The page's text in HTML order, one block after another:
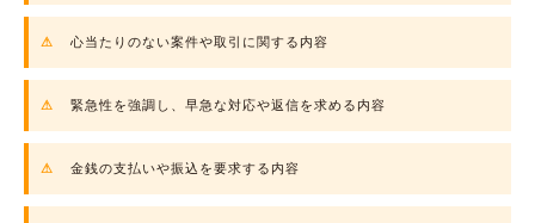
心当たりのない案件や取引に関する内容
緊急性を強調し、早急な対応や返信を求める内容
金銭の支払いや振込を要求する内容